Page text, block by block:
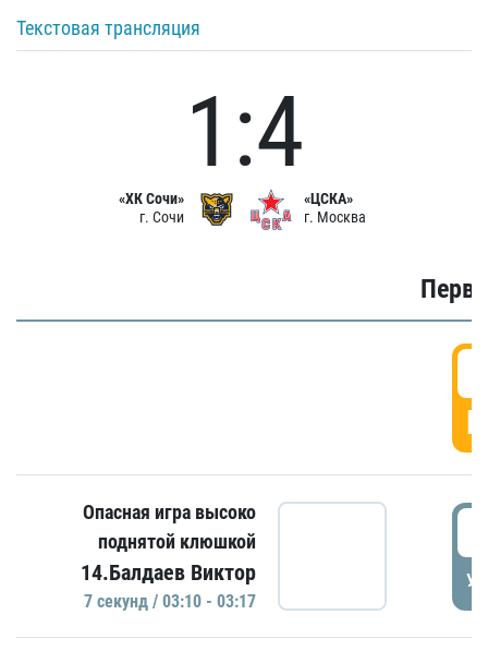
Текстовая трансляция
«ХК Сочи»
г. Сочи
1:4
«ЦСКА»
г. Москва
Опасная игра высоко
поднятой клюшкой
14.Балдаев Виктор
7 секунд / 03:10 - 03:17